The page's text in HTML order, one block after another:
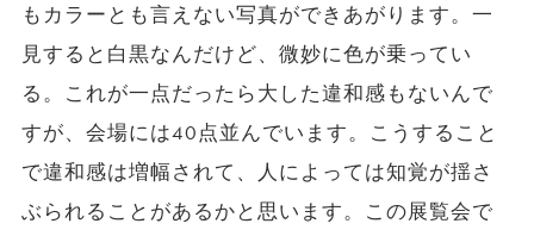
もカラーとも言えない写真ができあがります。一
見すると白黒なんだけど、微妙に色が乗ってい
る。これが一点だったら大した違和感もないんで
すが、会場には40点並んでいます。こうすること
で違和感は増幅されて、人によっては知覚が揺さ
ぶられることがあるかと思います。この展覧会で